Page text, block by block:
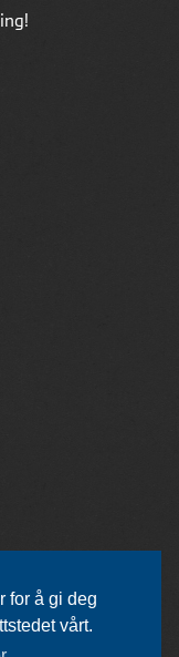
for å gi deg
vårt.